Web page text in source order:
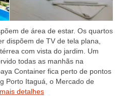
de área de estar. Os quartos
dispõem de TV de tela plana,
com vista do jardim. Um
todas as manhãs na
Container fica perto de pontos
Porto Itaguá, o Mercado de
mais detalhes